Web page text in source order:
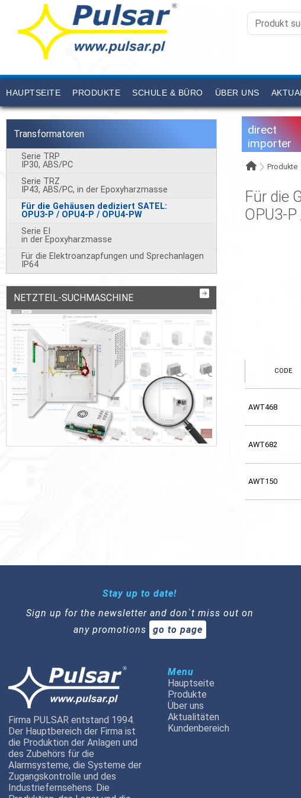
HAUPTSEITE PRODUKTE SCHULE & BÜRO ÜBER UNS
Transformatoren
Serie TRP
IP30, ABS/PC
Serie TRZ
IP43, ABS/PC, in der Epoxyharzmasse
Für die Gehäusen dediziert SATEL:
OPU3-P / OPU4-P / OPU4-PW
Serie EI
in der Epoxyharzmasse
Für die Elektroanzapfungen und Sprechanlagen
IP64
NETZTEIL-SUCHMASCHINE
direct
importer
Produkte
Für die
OPU3-
CODE
AWT468
AWT682
AWT150
Stay up to date!
Sign up for the newsletter and don`t miss out on
any promotions
go to page
Firma PULSAR entstand 1994.
Der Hauptbereich der Firma ist
die Produktion der Anlagen und
des Zubehörs für die
Alarmsysteme, die Systeme der
Zugangskontrolle und des
Industriefernsehens. Die
Menu
Hauptseite
Produkte
Über uns
Aktualitäten
Kundenbereich